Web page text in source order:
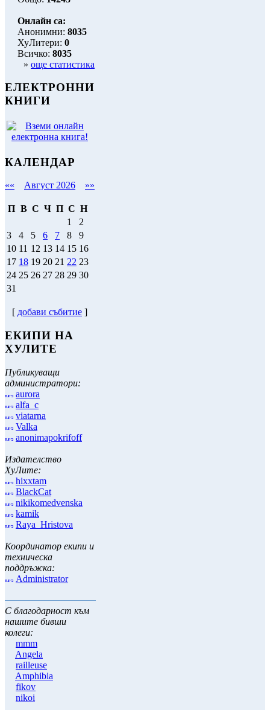
Онлайн са:
Анонимни: 8035
ХуЛитери: 0
Всичко: 8035
» още статистика
ЕЛЕКТРОННИ
КНИГИ
КАЛЕНДАР
«« Август 2026 »»
П В С Ч П С Н
1
2
3
4 5 6 7 8
9
10 11 12 13 14 15 16
17 18 19 20 21 22 23
24 25 26 27 28 29 30
31
[ добави събитие ]
ЕКИПИ НА
ХУЛИТЕ
Публикуващи
администратори:
aurora
alfa_c
viatarna
Valka
anonimapokrifoff
Издателство
ХуЛите:
hixxtam
BlackCat
nikikomedvenska
kamik
Raya_Hristova
Координатор екипи и
техническа
поддръжка:
Administrator
С благодарност към
нашите бивши
колеги:
mmm
Angela
railleuse
Amphibia
fikov
nikoi